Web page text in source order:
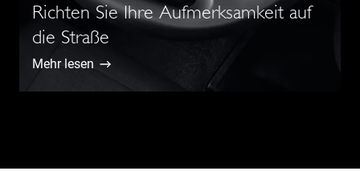
Richten Sie Ihre Aufmerksamkeit auf
die Straße
Mehr lesen